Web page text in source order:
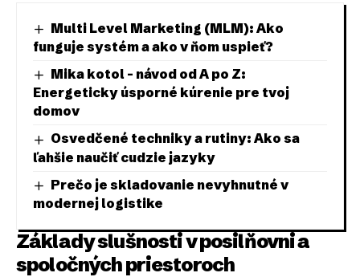
Multi Level Marketing (MLM): Ako
funguje systém a ako v ňom uspieť?
Mika kotol – návod od A po Z:
Energeticky úsporné kúrenie pre tvoj
domov
Osvedčené techniky a rutiny: Ako sa
ľahšie naučiť cudzie jazyky
Prečo je skladovanie nevyhnutné v
modernej logistike
Základy slušnosti v posilňovni a
spoločných priestoroch